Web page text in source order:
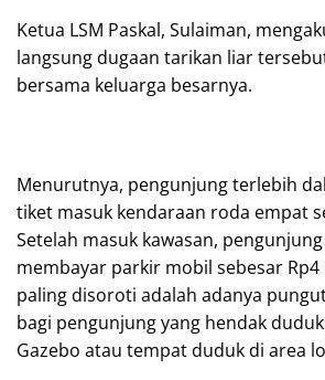
Ketua LSM Paskal, Sulaiman,
langsung dugaan tarikan liar
bersama keluarga besarnya.
Menurutnya, pengunjung terlebih
tiket masuk kendaraan roda empat
Setelah masuk kawasan,
membayar parkir mobil sebesar
paling disoroti adalah adanya
bagi pengunjung yang hendak
Gazebo atau tempat duduk di area